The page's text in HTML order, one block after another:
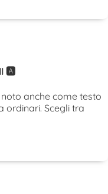
🅰️
anche come testo
ordinari. Scegli tra